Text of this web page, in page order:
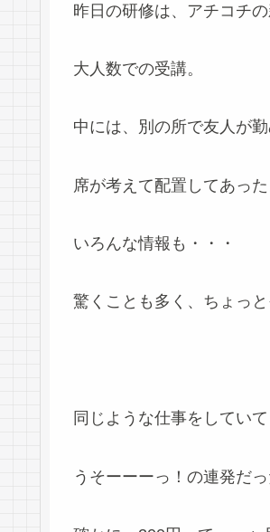
昨日の研修は、アチコチ
大人数での受講。
中には、別の所で友人が
席が考えて配置してあった
いろんな情報も・・・
驚くことも多く、ちょっ
同じような仕事をしてい
うそーーーっ！の連発だっ